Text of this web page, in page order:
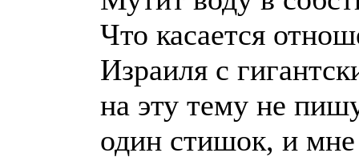
Что касается
Израиля с
на эту тему не
один стишок, и мне